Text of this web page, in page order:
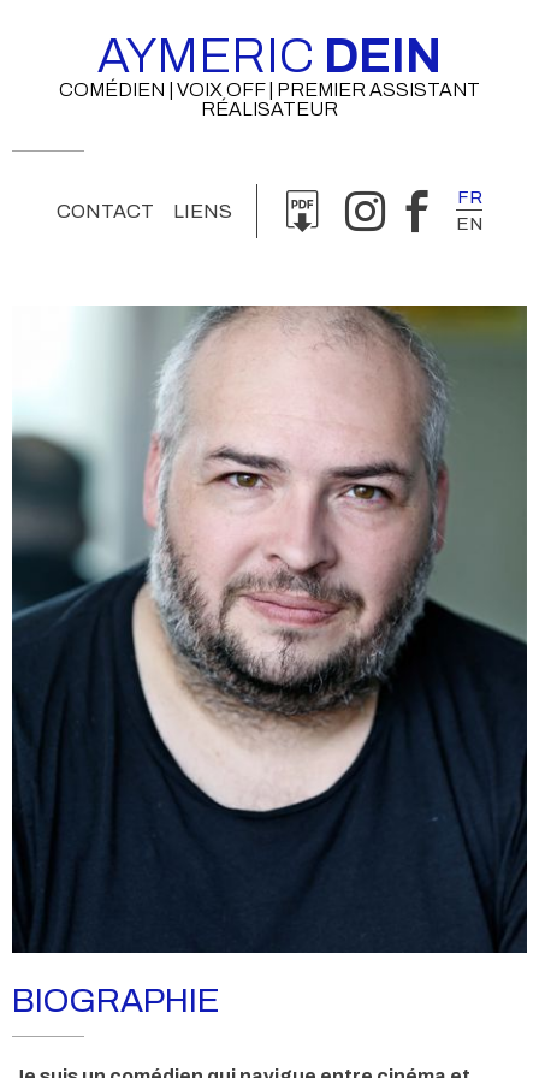
AYMERIC DEIN
COMÉDIEN | VOIX OFF | PREMIER ASSISTANT
RÉALISATEUR
CONTACT LIENS
FR
EN
BIOGRAPHIE